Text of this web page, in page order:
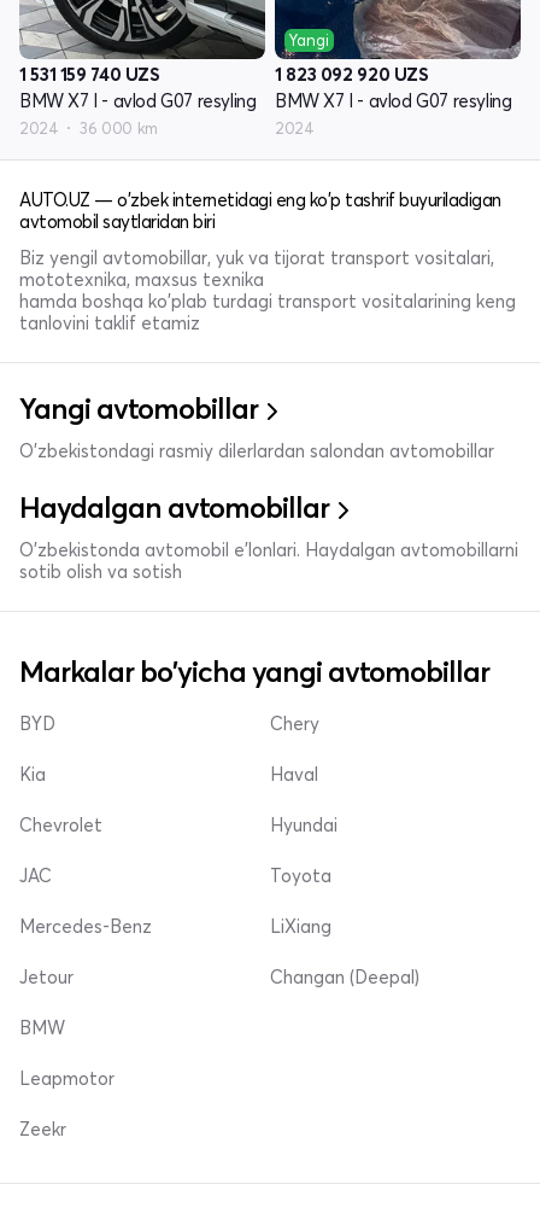
1 531 159 740 UZS
BMW X7 I - avlod G07 resyling
2024 36 000 km
Yangi
1 823 092 920 UZS
BMW X7 I - avlod G07 resyling
2024
AUTO.UZ — o'zbek internetidagi eng ko'p tashrif buyuriladigan
avtomobil saytlaridan biri
Biz yengil avtomobillar, yuk va tijorat transport vositalari,
mototexnika, maxsus texnika
hamda boshqa ko'plab turdagi transport vositalarining keng
tanlovini taklif etamiz
Yangi avtomobillar
O'zbekistondagi rasmiy dilerlardan salondan avtomobillar
Haydalgan avtomobillar
O'zbekistonda avtomobil e’lonlari. Haydalgan avtomobillarni
sotib olish va sotish
Markalar bo'yicha yangi avtomobillar
BYD
Kia
Chevrolet
Chery
Haval
Hyundai
JAC
Mercedes-Benz
Jetour
Toyota
LiXiang
Changan (Deepal)
BMW
Leapmotor
Zeekr